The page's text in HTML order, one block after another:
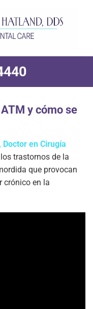
y cómo se
Doctor en Cirugía
trastornos de la
que provocan
crónico en la